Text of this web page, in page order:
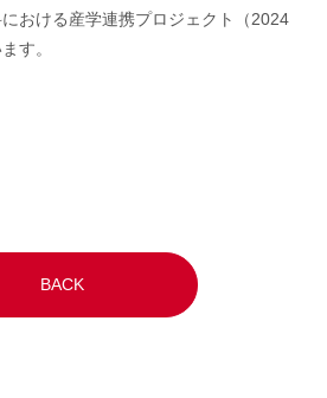
おける産学連携プロジェクト（2024
す。
BACK